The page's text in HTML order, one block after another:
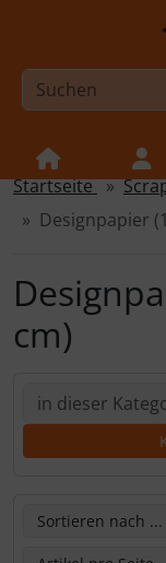
Springe zur
Springe zum
Springe zum
Springe zum
Startseite
Designpapier
cm)